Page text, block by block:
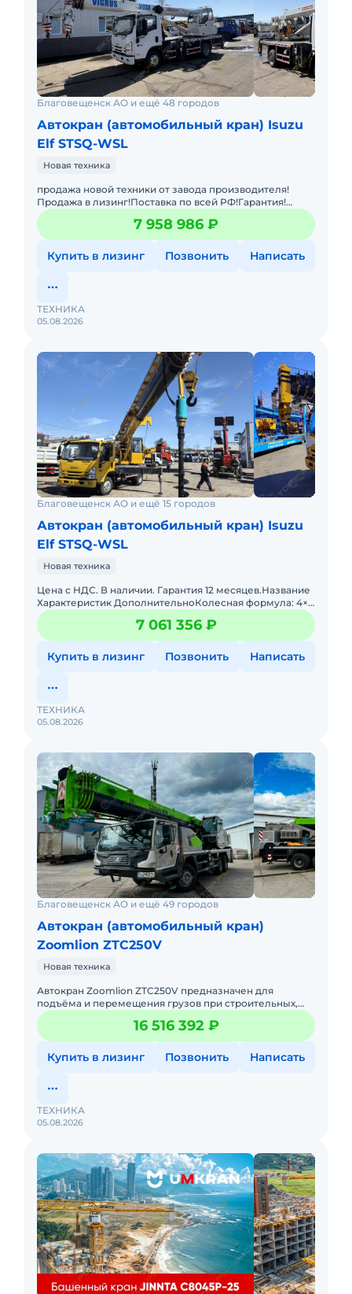
Благовещенск АО и ещё 48 городов
Автокран (автомобильный кран) Isuzu
Elf STSQ-WSL
Новая техника
продажа новой техники от завода производителя!
Продажа в лизинг!Поставка по всей РФ!Гарантия!
Автокран на шасси ISUZU 4x2 дв 94kw крановая
установка VIGRUS VGS87 958 986 ₽
Купить в лизинг Позвонить Написать
05.08.2026
ТЕХНИКА
Благовещенск АО и ещё 15 городов
Автокран (автомобильный кран) Isuzu
Elf STSQ-WSL
Новая техника
Цена с НДС. В наличии. Гарантия 12 месяцев.Название
Характеристик ДополнительноКолесная формула: 4×2
Нагрузка на переднюю ось: 2 580 кгНагрузка на
заднюю
7 061 356 ₽
Купить в лизинг Позвонить Написать
05.08.2026
ТЕХНИКА
Благовещенск АО и ещё 49 городов
Автокран (автомобильный кран)
Zoomlion ZTC250V
Новая техника
Автокран Zoomlion ZTC250V предназначен для
подъёма и перемещения грузов при строительных,
монтажных и инфраструктурных работах. Он
одинаково уверенно работает к
16 516 392 ₽
Купить в лизинг Позвонить Написать
05.08.2026
ТЕХНИКА